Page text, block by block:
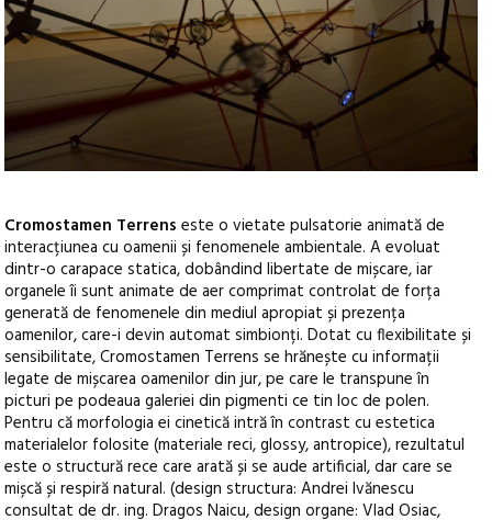
Cromostamen Terrens este o vietate pulsatorie animată de
interacțiunea cu oamenii și fenomenele ambientale. A evoluat
dintr-o carapace statica, dobândind libertate de mișcare, iar
organele îi sunt animate de aer comprimat controlat de forța
generată de fenomenele din mediul apropiat și prezența
oamenilor, care-i devin automat simbionți. Dotat cu flexibilitate și
sensibilitate, Cromostamen Terrens se hrănește cu informații
legate de mișcarea oamenilor din jur, pe care le transpune în
picturi pe podeaua galeriei din pigmenti ce tin loc de polen.
Pentru că morfologia ei cinetică intră în contrast cu estetica
materialelor folosite (materiale reci, glossy, antropice), rezultatul
este o structură rece care arată și se aude artificial, dar care se
mișcă și respiră natural. (design structura: Andrei Ivănescu
consultat de dr. ing. Dragos Naicu, design organe: Vlad Osiac,